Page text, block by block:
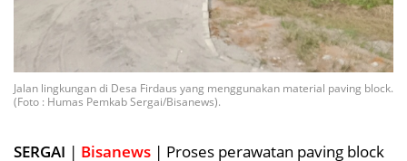
Jalan lingkungan di Desa Firdaus yang menggunakan material paving block.
(Foto : Humas Pemkab Sergai/Bisanews).
SERGAI | Bisanews | Proses perawatan paving block